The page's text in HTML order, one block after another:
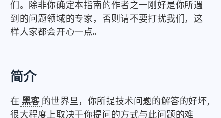
们。除非你确定本指南的作者之一刚好是你所遇
到的问题领域的专家，否则请不要打扰我们，这
样大家都会开心一点。
简介
在 黑客 的世界里，你所提技术问题的解答的好坏,
很大程度上取决于你提问的方式与此问题的难